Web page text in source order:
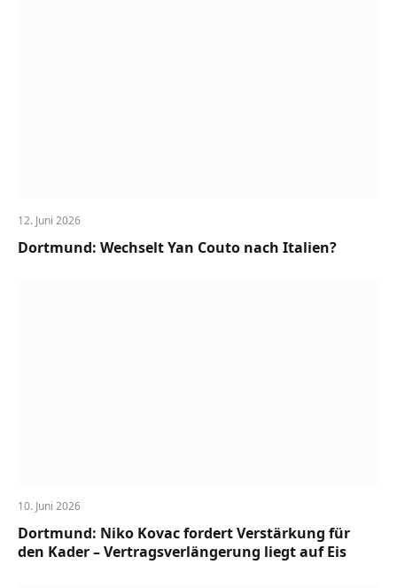
12. Juni 2026
Dortmund: Wechselt Yan Couto nach Italien?
10. Juni 2026
Dortmund: Niko Kovac fordert Verstärkung für
den Kader – Vertragsverlängerung liegt auf Eis